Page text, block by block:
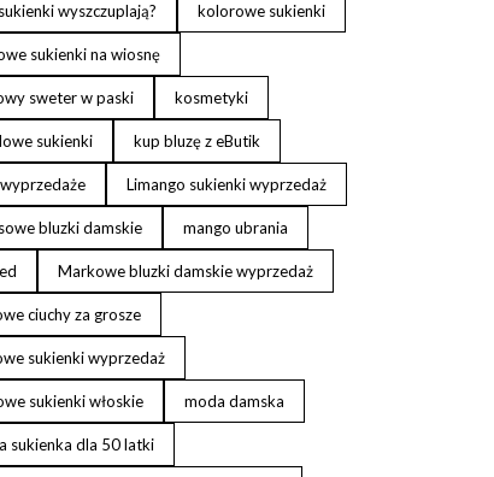
wyszczuplają? kolorowe sukienki
sukienki na wiosnę
sweter w paski kosmetyki
sukienki kup bluzę z eButik
Limango sukienki wyprzedaż
bluzki damskie mango ubrania
Markowe bluzki damskie wyprzedaż
ciuchy za grosze
sukienki wyprzedaż
sukienki włoskie moda damska
sukienka dla 50 latki